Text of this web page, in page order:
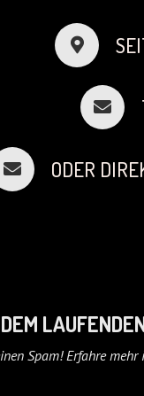
ODER
Spam! Erfahre mehr